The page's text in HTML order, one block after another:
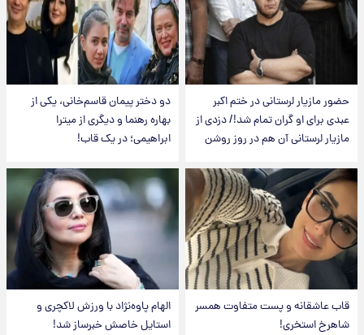
حضور مازیار لرستانی در ختم اکبر
عبدی برای او گران تمام شد!/ دزدی از
مازیار لرستانی آن هم در روز روشن
دو دختر پیمان قاسم‌خانی، یکی از
بهاره رهنما و دیگری از میترا
ابراهیمی؛ در یک قاب!
قاب عاشقانه و پست متفاوت همسر
شاهرخ استخری!
الهام پاوه‌نژاد با ورزش لاکچری و
استایل خاصش خبرساز شد!